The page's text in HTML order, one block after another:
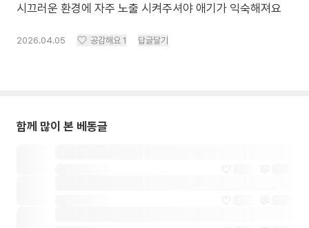
시끄러운 환경에 자주 노출 시켜주셔야 애기가 익숙해져요
2026.04.05 공감해요 1 답글달기
함께 많이 본 베동글